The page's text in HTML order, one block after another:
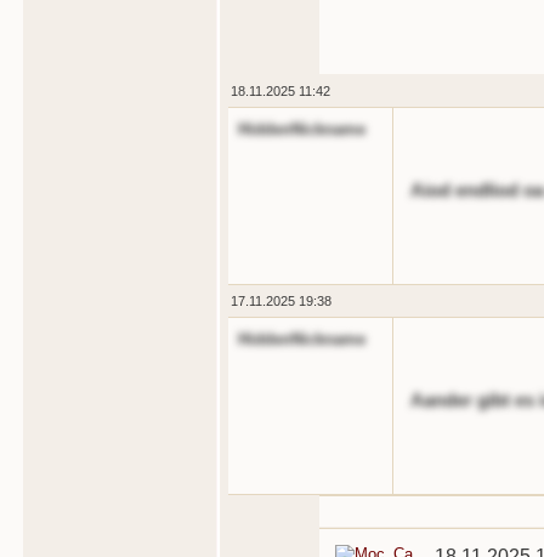
18.11.2025 11:42
HiddenNickname
Aiod endliod
17.11.2025 19:38
HiddenNickname
Aander gibt es